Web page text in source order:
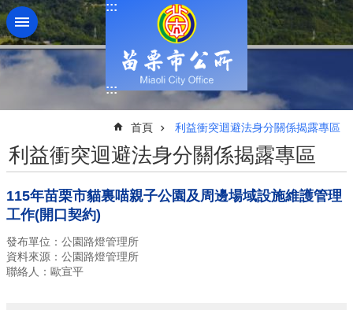
跳到主要內容區塊
:::
:::
首頁 利益衝突迴避法身分關係揭露專區
利益衝突迴避法身分關係揭露專區
115年苗栗市貓裏喵親子公園及周邊場域設施維護管理
工作(開口契約)
發布單位：公園路燈管理所
資料來源：公園路燈管理所
聯絡人：歐宣平